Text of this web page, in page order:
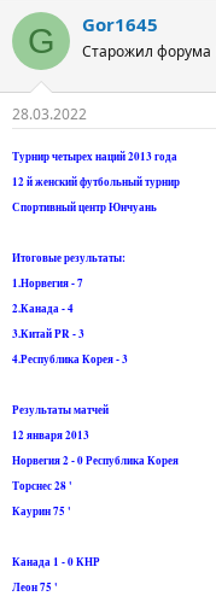
G Gor1645
Старожил форума
28.03.2022
Турнир четырех наций 2013 года
12 й женский футбольный турнир
Спортивный центр Юнчуань
Итоговые результаты:
1.Норвегия - 7
2.Канада - 4
3.Китай PR - 3
4.Республика Корея - 3
Результаты матчей
12 января 2013
Норвегия 2 - 0 Республика Корея
Торснес 28 '
Каурин 75 '
Канада 1 - 0 КНР
Леон 75 '